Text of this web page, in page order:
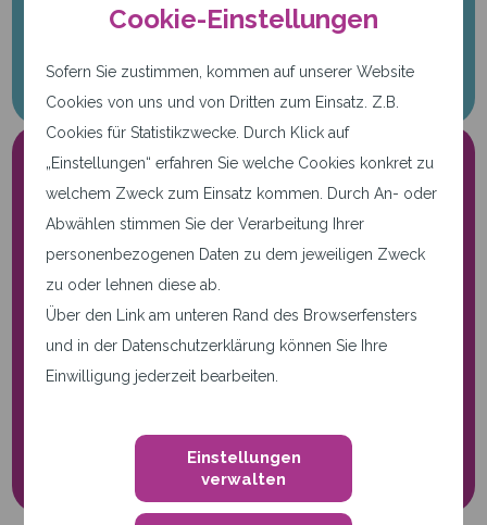
Cookie-Einstellungen
Sofern Sie zustimmen, kommen auf unserer Website
Cookies von uns und von Dritten zum Einsatz. Z.B.
Cookies für Statistikzwecke. Durch Klick auf
„Einstellungen“ erfahren Sie welche Cookies konkret zu
welchem Zweck zum Einsatz kommen. Durch An- oder
Abwählen stimmen Sie der Verarbeitung Ihrer
personenbezogenen Daten zu dem jeweiligen Zweck
zu oder lehnen diese ab.
Über den Link am unteren Rand des Browserfensters
und in der Datenschutzerklärung können Sie Ihre
Einwilligung jederzeit bearbeiten.
Einstellungen
verwalten
+49 721 66 24 999-0
Nur notwendige Cookies.
Diese Seite verwendet nur
notwendige Cookies.
Cookie-Einstellungen